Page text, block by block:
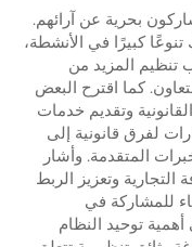
بحرية عن آرائهم.
كبيرًا في الأنشطة،
تنظيم المزيد من
كما اقترح البعض
وتقديم خدمات
لفرق قانونية إلى
المتقدمة. وأشار
وتعزيز الربط
للمشاركة في
توحيد النظام